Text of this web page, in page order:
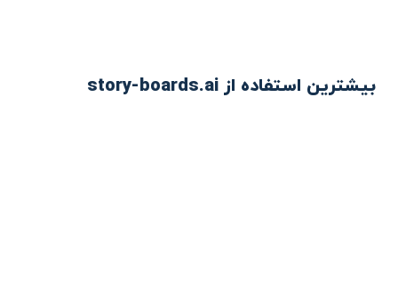
بیشترین استفاده از story-boards.ai